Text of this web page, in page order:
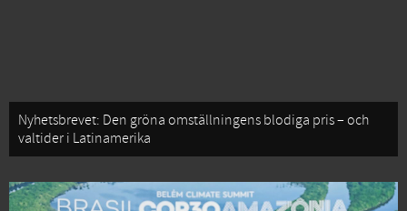
Nyhetsbrevet: Den gröna omställningens blodiga pris – och
valtider i Latinamerika